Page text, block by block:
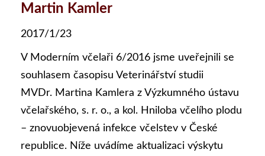
Martin Kamler
2017/1/23
V Moderním včelaři 6/2016 jsme uveřejnili se
souhlasem časopisu Veterinářství studii
MVDr. Martina Kamlera z Výzkumného ústavu
včelařského, s. r. o., a kol. Hniloba včelího plodu
– znovuobjevená infekce včelstev v České
republice. Níže uvádíme aktualizaci výskytu